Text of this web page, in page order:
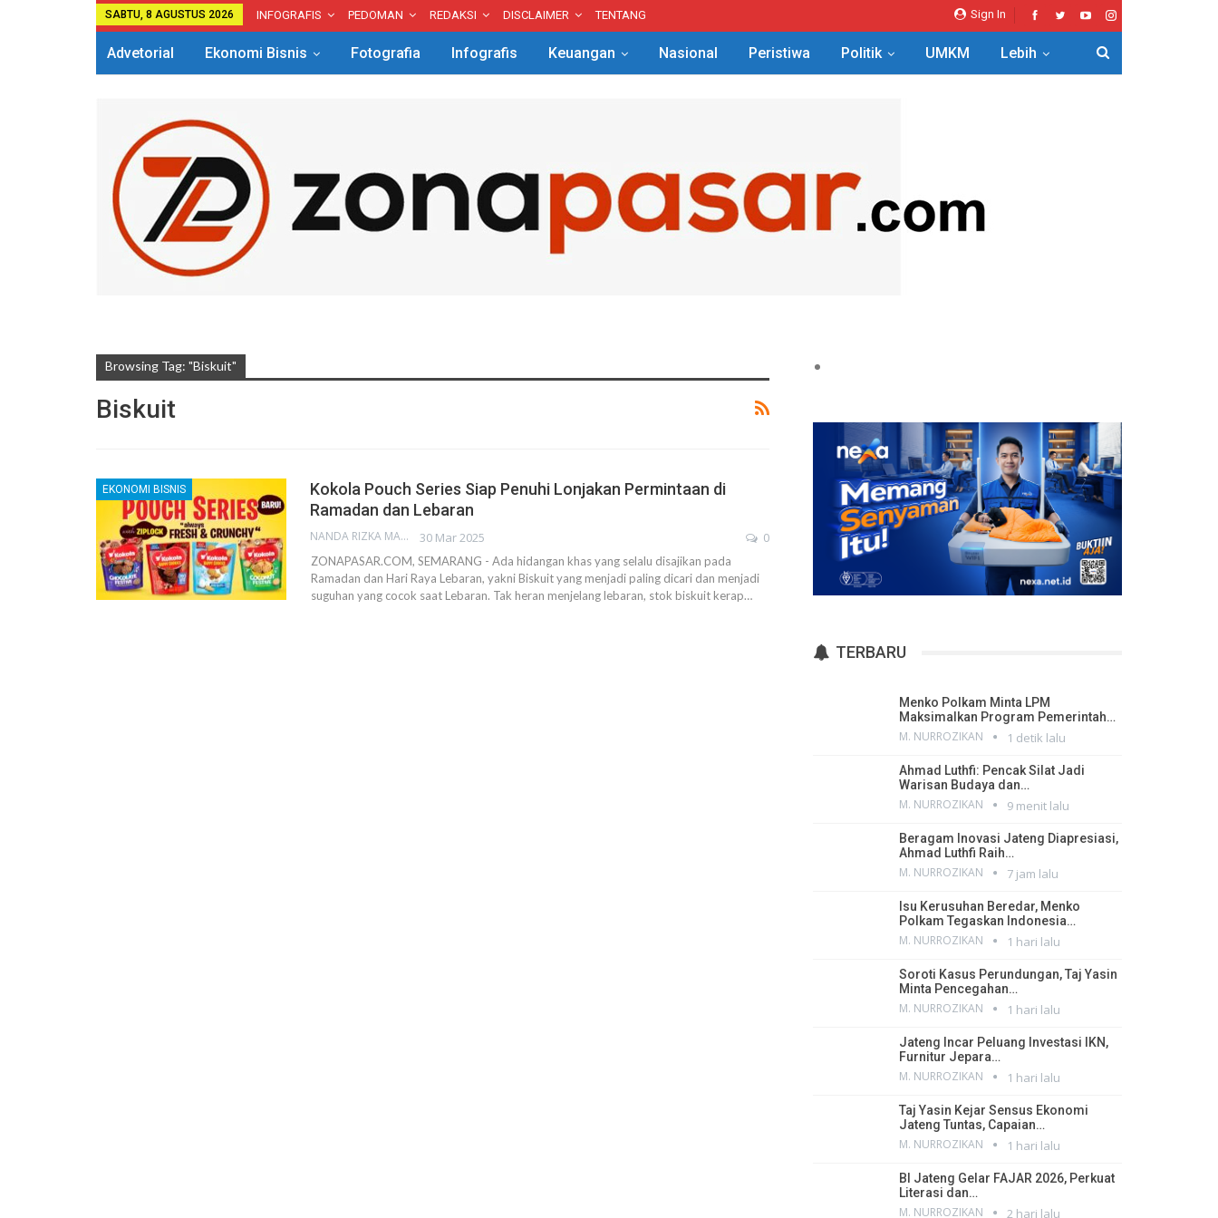
Sign In
SABTU, 8 AGUSTUS 2026 INFOGRAFIS PEDOMAN REDAKSI DISCLAIMER TENTANG
Advetorial Ekonomi Bisnis Fotografia Infografis Keuangan Nasional Peristiwa Politik UMKM Lebih
Browsing Tag: "Biskuit"
Biskuit
EKONOMI BISNIS
Kokola Pouch Series Siap Penuhi Lonjakan Permintaan di
Ramadan dan Lebaran
NANDA RIZKA MAHENDRA 30 Mar 2025 0
ZONAPASAR.COM, SEMARANG - Ada hidangan khas yang selalu disajikan pada
Ramadan dan Hari Raya Lebaran, yakni Biskuit yang menjadi paling dicari dan menjadi
suguhan yang cocok saat Lebaran. Tak heran menjelang lebaran, stok biskuit kerap…
TERBARU
Menko Polkam Minta LPM
Maksimalkan Program Pemerintah…
M. NURROZIKAN 1 detik lalu
Ahmad Luthfi: Pencak Silat Jadi
Warisan Budaya dan…
M. NURROZIKAN 9 menit lalu
Beragam Inovasi Jateng Diapresiasi,
Ahmad Luthfi Raih…
M. NURROZIKAN 7 jam lalu
Isu Kerusuhan Beredar, Menko
Polkam Tegaskan Indonesia…
M. NURROZIKAN 1 hari lalu
Soroti Kasus Perundungan, Taj Yasin
Minta Pencegahan…
M. NURROZIKAN 1 hari lalu
Jateng Incar Peluang Investasi IKN,
Furnitur Jepara…
M. NURROZIKAN 1 hari lalu
Taj Yasin Kejar Sensus Ekonomi
Jateng Tuntas, Capaian…
M. NURROZIKAN 1 hari lalu
BI Jateng Gelar FAJAR 2026, Perkuat
Literasi dan…
M. NURROZIKAN 2 hari lalu